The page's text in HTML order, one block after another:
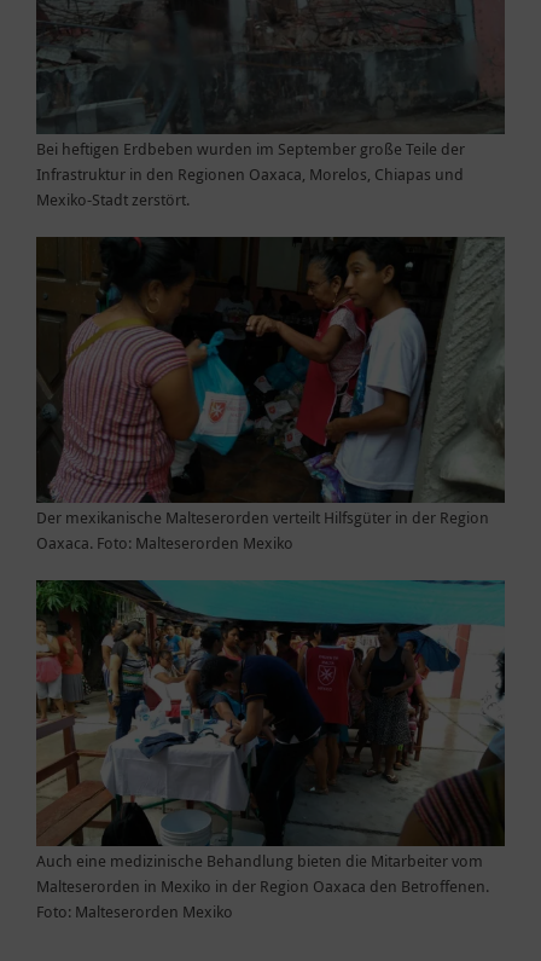
Bei heftigen Erdbeben wurden im September große Teile der
Infrastruktur in den Regionen Oaxaca, Morelos, Chiapas und
Mexiko-Stadt zerstört.
Der mexikanische Malteserorden verteilt Hilfsgüter in der Region
Oaxaca. Foto: Malteserorden Mexiko
Auch eine medizinische Behandlung bieten die Mitarbeiter vom
Malteserorden in Mexiko in der Region Oaxaca den Betroffenen.
Foto: Malteserorden Mexiko